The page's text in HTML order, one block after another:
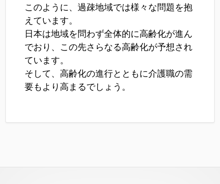
このように、過疎地域では様々な問題を抱
えています。
日本は地域を問わず全体的に高齢化が進ん
でおり、この先さらなる高齢化が予想され
ています。
そして、高齢化の進行とともに介護職の需
要もより高まるでしょう。